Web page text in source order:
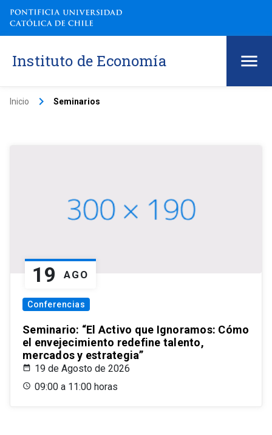
Instituto de Economía
Inicio keyboard_arrow_right Seminarios
19 AGO
Conferencias
Seminario: “El Activo que Ignoramos: Cómo
el envejecimiento redefine talento,
mercados y estrategia”
19 de Agosto de 2026
09:00 a 11:00 horas